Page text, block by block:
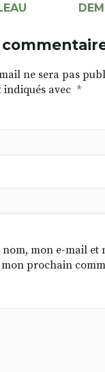
ne sera pas
avec *
mon e-mail et
prochain